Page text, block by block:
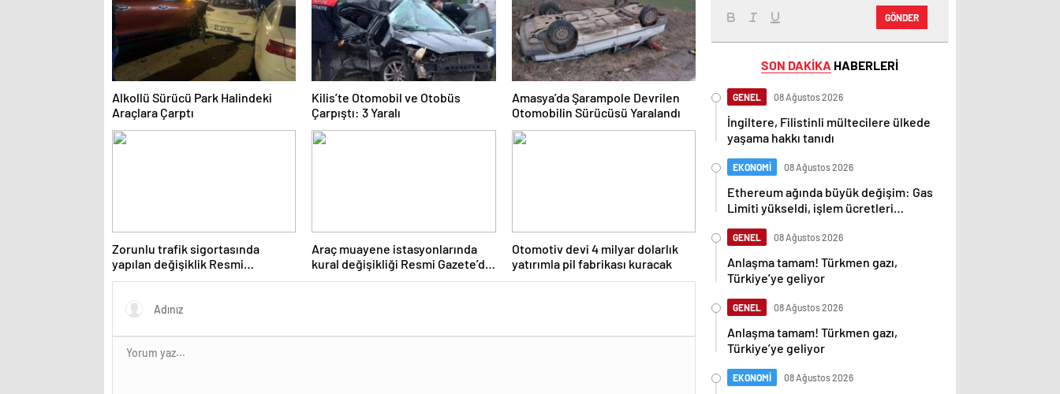
Alkollü Sürücü Park Halindeki
Araçlara Çarptı
Kilis’te Otomobil ve Otobüs
Çarpıştı: 3 Yaralı
Amasya’da Şarampole Devrilen
Otomobilin Sürücüsü Yaralandı
Zorunlu trafik sigortasında
yapılan değişiklik Resmi
Gazete’de yayımlanarak
Araç muayene istasyonlarında
kural değişikliği Resmi Gazete’de
yayımlanarak yürürlüğe girdi
Otomotiv devi 4 milyar dolarlık
yatırımla pil fabrikası kuracak
GÖNDER
SON DAKİKA HABERLERİ
GENEL 08 Ağustos 2026
İngiltere, Filistinli mültecilere ülkede
yaşama hakkı tanıdı
EKONOMİ 08 Ağustos 2026
Ethereum ağında büyük değişim: Gas
Limiti yükseldi, işlem ücretleri
GENEL 08 Ağustos 2026
Anlaşma tamam! Türkmen gazı,
Türkiye’ye geliyor
GENEL 08 Ağustos 2026
Anlaşma tamam! Türkmen gazı,
Türkiye’ye geliyor
EKONOMİ 08 Ağustos 2026